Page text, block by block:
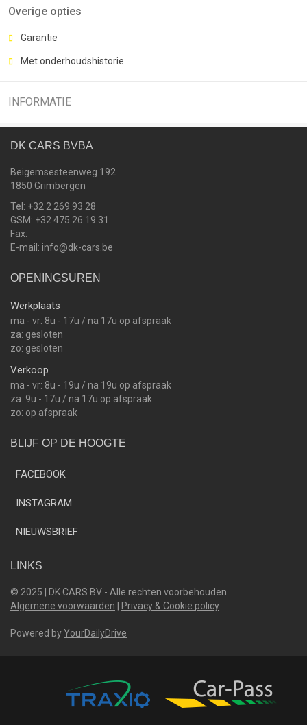
Overige opties
Garantie
Met onderhoudshistorie
INFORMATIE
DK CARS BVBA
Beigemsesteenweg 192
1850 Grimbergen
Tel: +32 2 269 93 28
GSM: +32 475 26 19 31
Fax:
E-mail: info@dk-cars.be
OPENINGSUREN
Werkplaats
ma - vr: 8u - 17u / na 17u op afspraak
za: gesloten
zo: gesloten
Verkoop
ma - vr: 8u - 19u / na 19u op afspraak
za: 9u - 17u / na 17u op afspraak
zo: op afspraak
BLIJF OP DE HOOGTE
FACEBOOK
INSTAGRAM
NIEUWSBRIEF
LINKS
© 2025 | DK CARS BV - Alle rechten voorbehouden
Algemene voorwaarden
Privacy & Cookie policy
Powered byYourDailyDrive